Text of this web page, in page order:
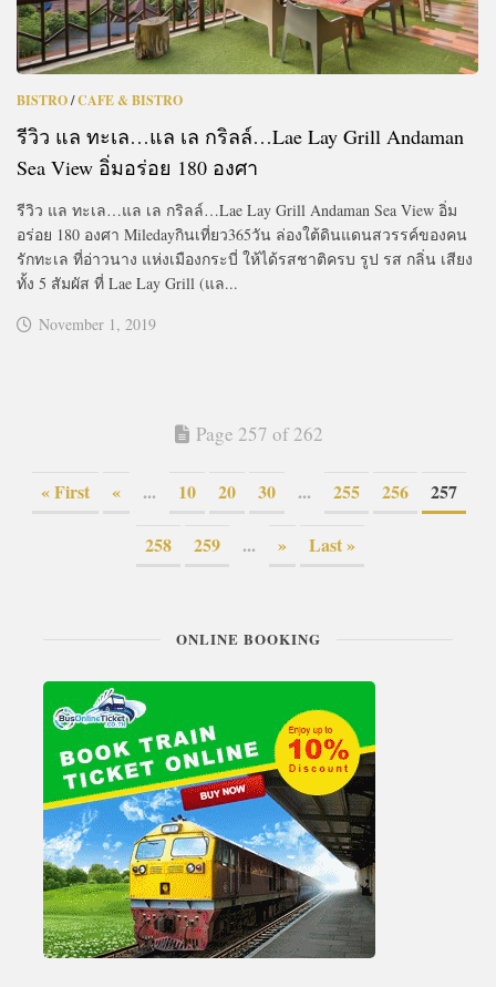
BISTRO/CAFE & BISTRO
รีวิว แล ทะเล…แล เล กริลล์…Lae Lay Grill Andaman
Sea View อิ่มอร่อย 180 องศา
รีวิว แล ทะเล…แล เล กริลล์…Lae Lay Grill Andaman Sea View อิ่ม
อร่อย 180 องศา Miledayกินเที่ยว365วัน ล่องใต้ดินแดนสวรรค์ของคน
รักทะเล ที่อ่าวนาง แห่งเมืองกระบี่ ให้ได้รสชาติครบ รูป รส กลิ่น เสียง
ทั้ง 5 สัมผัส ที่ Lae Lay Grill (แล...
November 1, 2019
Page 257 of 262
« First « ... 10 20 30 ... 255 256 257
258 259 ... » Last »
ONLINE BOOKING